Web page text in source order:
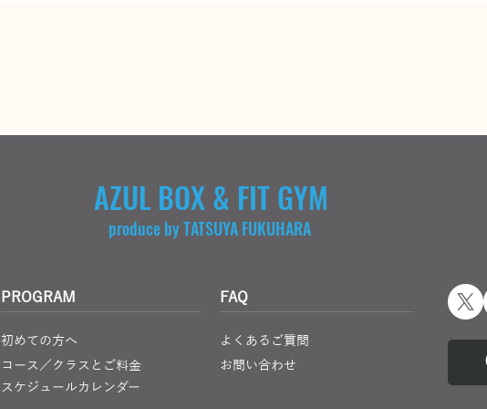
AZUL BOX & FIT GYM
produce by TATSUYA FUKUHARA
PROGRAM
初めての方へ
コース／クラスとご料金
スケジュールカレンダー
FAQ
よくあるご質問
お問い合わせ